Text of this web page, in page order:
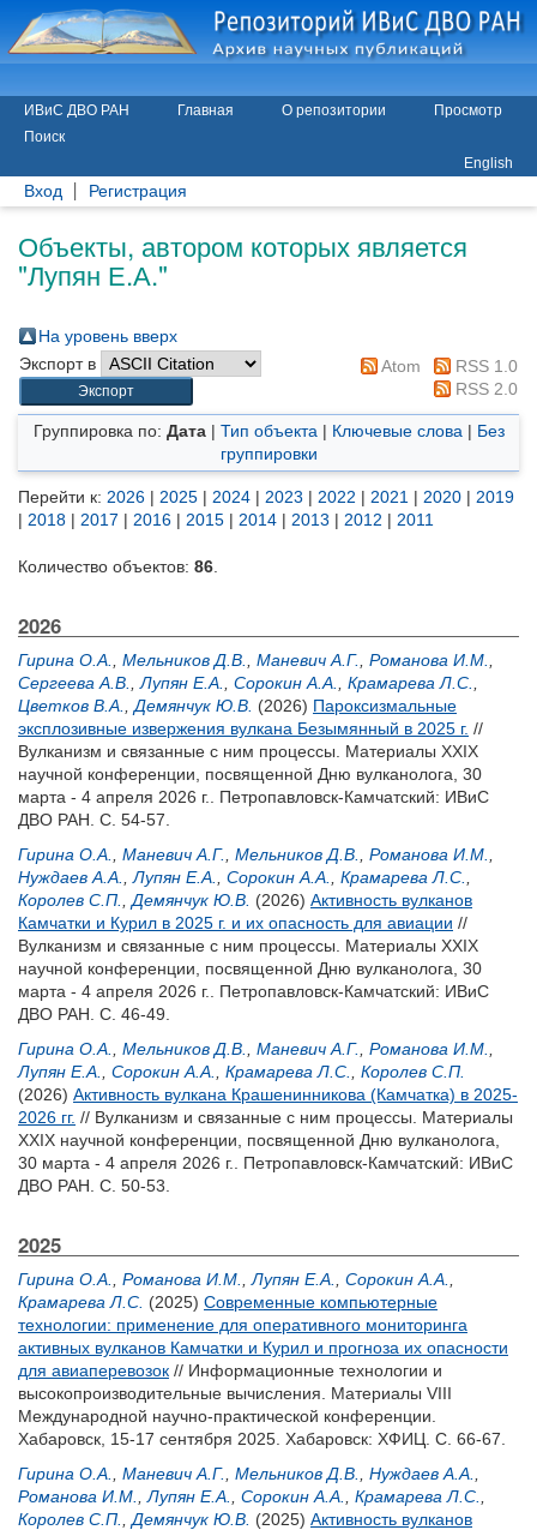
ИВиС ДВО РАН Главная О репозитории
Просмотр
Поиск
English
Вход Регистрация
Объекты, автором которых является
"Лупян Е.А."
На уровень вверх
Экспорт в
Atom
RSS 1.0
RSS 2.0
Группировка по: Дата| Тип объекта | Ключевые слова | Без
группировки
Перейти к: 2026 | 2025 | 2024 | 2023 | 2022 | 2021 | 2020 | 2019
| 2018 | 2017 | 2016 | 2015 | 2014 | 2013 | 2012 | 2011
Количество объектов: 86
2026
Гирина О.А. Мельников Д.В. Маневич А.Г. Романова И.М.
Сергеева А.В.
Лупян Е.А. Сорокин А.А. Крамарева Л.С.
Цветков В.А.
Демянчук Ю.В. (2026) Пароксизмальные
эксплозивные извержения вулкана Безымянный в 2025 г. //
Вулканизм и связанные с ним процессы. Материалы XXIX
научной конференции, посвященной Дню вулканолога, 30
марта - 4 апреля 2026 г.. Петропавловск-Камчатский: ИВиС
ДВО РАН. С. 54-57.
Гирина О.А.
Маневич А.Г. Мельников Д.В. Романова И.М.
Нуждаев А.А.
Лупян Е.А. Сорокин А.А. Крамарева Л.С.
Королев С.П.
Демянчук Ю.В. (2026) Активность вулканов
Камчатки и Курил в 2025 г. и их опасность для авиации //
Вулканизм и связанные с ним процессы. Материалы XXIX
научной конференции, посвященной Дню вулканолога, 30
марта - 4 апреля 2026 г.. Петропавловск-Камчатский: ИВиС
ДВО РАН. С. 46-49.
Гирина О.А.
Мельников Д.В. Маневич А.Г. Романова И.М.
Лупян Е.А.
Сорокин А.А. Крамарева Л.С.
Королев С.П.
(2026) Активность вулкана Крашенинникова (Камчатка) в 2025-
2026 гг. // Вулканизм и связанные с ним процессы. Материалы
XXIX научной конференции, посвященной Дню вулканолога,
30 марта - 4 апреля 2026 г.. Петропавловск-Камчатский: ИВиС
ДВО РАН. С. 50-53.
2025
Гирина О.А. Романова И.М. Лупян Е.А. Сорокин А.А.
Крамарева Л.С. (2025) Современные компьютерные
технологии: применение для оперативного мониторинга
активных вулканов Камчатки и Курил и прогноза их опасности
для авиаперевозок // Информационные технологии и
высокопроизводительные вычисления. Материалы VIII
Международной научно-практической конференции.
Хабаровск, 15-17 сентября 2025. Хабаровск: ХФИЦ. С. 66-67.
Гирина О.А.
Маневич А.Г. Мельников Д.В. Нуждаев А.А.
Романова И.М.
Лупян Е.А. Сорокин А.А. Крамарева Л.С.
Королев С.П.
Демянчук Ю.В. (2025) Активность вулканов